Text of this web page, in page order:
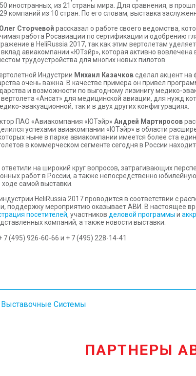
иностранных, из 21 страны мира. Для сравнения, в
компаний из 10 стран. По его словам, выставка
Олег Сторчевой рассказал о работе своего ведомства,
работа Росавиации по сертификации и одобрению
в HeliRussia 2017, так как этим вертолетам
авиакомпании «ЮТэйр», которая активно вовлечена
трудоустройства для многих новых пилотов.
Индустрии Михаил Казачковсделал акцент на
очень важна. В качестве примера он привел
и возможности по выгодному лизинигу медико-
«Ансат» для медицинской авиации, для нужд
эвакуационной, так и в двух других конфигурациях.
ПАО «Авиакомпания «ЮТэйр» Андрей Мартиросов
успехами авиакомпании «ЮТэйр» в области
ныне в парке авиакомпании имеется более ста
в коммерческом сегменте сегодня в России
на широкий круг вопросов, затрагивающих
работ в России, а также непосредственно
ходе самой выставки.
HeliRussia 2017 проводится в соответствии с
поддержку мероприятию оказывает АВИ. В настоящее
посетителей, участников деловой программы и
компаний, а также новости выставки.
7 (495) 926-60-66 и + 7 (495) 228-14-41
Выставочные Системы
ПАРТНЕРЫ